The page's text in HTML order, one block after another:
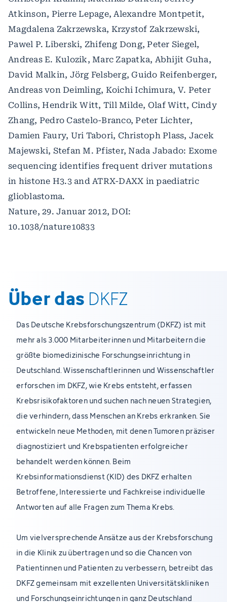
Atkinson, Pierre Lepage, Alexandre Montpetit,
Magdalena Zakrzewska, Krzystof Zakrzewski,
Pawel P. Liberski, Zhifeng Dong, Peter Siegel,
Andreas E. Kulozik, Marc Zapatka, Abhijit Guha,
David Malkin, Jörg Felsberg, Guido Reifenberger,
Andreas von Deimling, Koichi Ichimura, V. Peter
Collins, Hendrik Witt, Till Milde, Olaf Witt, Cindy
Zhang, Pedro Castelo-Branco, Peter Lichter,
Damien Faury, Uri Tabori, Christoph Plass, Jacek
Majewski, Stefan M. Pfister, Nada Jabado: Exome
sequencing identifies frequent driver mutations
in histone H3.3 and ATRX-DAXX in paediatric
glioblastoma.
Nature, 29. Januar 2012, DOI:
10.1038/nature10833
Über das DKFZ
Das Deutsche Krebsforschungszentrum (DKFZ) ist mit
mehr als 3.000 Mitarbeiterinnen und Mitarbeitern die
größte biomedizinische Forschungseinrichtung in
Deutschland. Wissenschaftlerinnen und Wissenschaftler
erforschen im DKFZ, wie Krebs entsteht, erfassen
Krebsrisikofaktoren und suchen nach neuen Strategien,
die verhindern, dass Menschen an Krebs erkranken. Sie
entwickeln neue Methoden, mit denen Tumoren präziser
diagnostiziert und Krebspatienten erfolgreicher
behandelt werden können. Beim
Krebsinformationsdienst (KID) des DKFZ erhalten
Betroffene, Interessierte und Fachkreise individuelle
Antworten auf alle Fragen zum Thema Krebs.
Um vielversprechende Ansätze aus der Krebsforschung
in die Klinik zu übertragen und so die Chancen von
Patientinnen und Patienten zu verbessern, betreibt das
DKFZ gemeinsam mit exzellenten Universitätskliniken
und Forschungseinrichtungen in ganz Deutschland